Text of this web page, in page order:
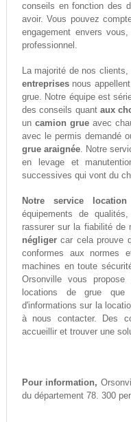
conseils en fonction des
avoir. Vous pouvez
engagement envers
professionnel.
La majorité de nos clients,
entreprisesnous
grue. Notre équipe est
des conseils quant aux
un camion grueavec
avec le permis demandé
grue araignée. Notre
en levage et
successives qui vont du
Notre service
équipements de
rassurer sur la fiabilité de
négligercar cela prouve
conformes aux
machines en toute
Orsonville vous propose
locations de grue
d'informations sur la
à nous contacter. Des
accueillir et trouver une
Pour information,
du département 78. 300